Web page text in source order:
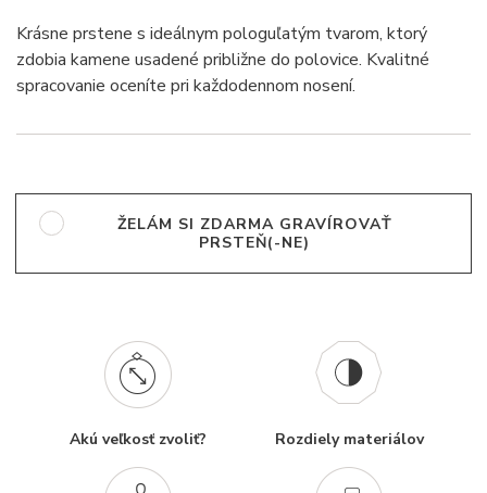
Krásne prstene s ideálnym pologuľatým tvarom, ktorý
zdobia kamene usadené približne do polovice. Kvalitné
spracovanie oceníte pri každodennom nosení.
ŽELÁM SI ZDARMA GRAVÍROVAŤ
PRSTEŇ(-NE)
Akú veľkosť zvoliť? Rozdiely materiálov